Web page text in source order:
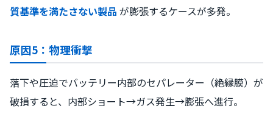
質基準を満たさない製品 が膨張するケースが多発。
原因5：物理衝撃
落下や圧迫でバッテリー内部のセパレーター（絶縁膜）が
破損すると、内部ショート→ガス発生→膨張へ進行。